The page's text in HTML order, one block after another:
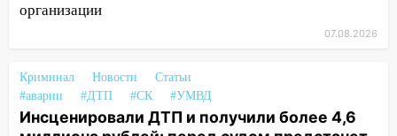
19:12 В Ульяновской области
сотрудник
18:02
В Ульяновск едут звезды
баскетбола!
организации
07.08.2026
Криминал Новости
Статьи
#аварии
#ДТП #СК #УМВД
Инсценировали ДТП и получили более 4,6